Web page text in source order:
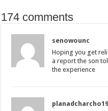
174 comments
senowounc
Hoping you get
a report the son
the experience